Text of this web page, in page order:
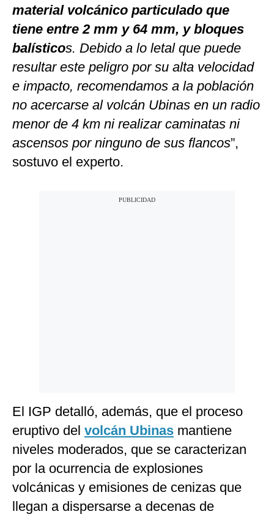
material volcánico particulado que
tiene entre 2 mm y 64 mm, y bloques
balísticos. Debido a lo letal que puede
resultar este peligro por su alta velocidad
e impacto, recomendamos a la población
no acercarse al volcán Ubinas en un radio
menor de 4 km ni realizar caminatas ni
ascensos por ninguno de sus flancos”,
sostuvo el experto.
El IGP detalló, además, que el proceso
eruptivo del volcán Ubinas mantiene
niveles moderados, que se caracterizan
por la ocurrencia de explosiones
volcánicas y emisiones de cenizas que
llegan a dispersarse a decenas de